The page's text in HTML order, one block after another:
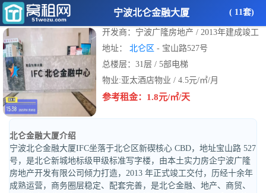
宁波北仑金融大厦 ( 11套)
开发商：宁波广隆房地产 / 2013年建成竣工
地址： 北仑区 - 宝山路527号
总楼层：31层 / 5部电梯
物业:亚太酒店物业 / 4.5元/㎡/月
参考租金：1.8元/㎡/天
北仑金融大厦介绍
宁波北仑金融大厦IFC坐落于北仑区新碶核心 CBD，地址宝山路 527
号，是北仑新城地标级甲级标准写字楼，由本土实力房企宁波广隆
房地产开发有限公司倾力打造，2013 年正式竣工交付，历经十余年
成熟运营，商务圈层稳定、配套完善，是北仑金融、地产、商贸、